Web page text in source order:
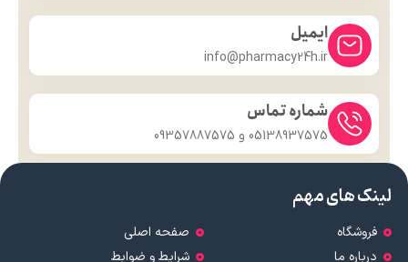
ایمیل
info@pharmacy24h.ir
شماره تماس
05138937575 و 09357887575
لینک های مهم
فروشگاه
درباره ما
صفحه اصلی
شرایط و ضوابط